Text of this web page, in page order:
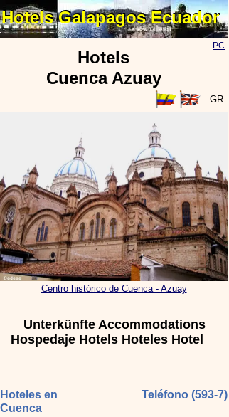
Hotels
Cuenca Azuay
Unterkünfte Accommodations
Hospedaje Hotels Hoteles Hotel
Hotels Galapagos Ecuador
Hotels Galapagos Ecuador
PC
GR
Hoteles en
Cuenca
Teléfono (593-7)
Centro histórico de Cuenca - Azuay